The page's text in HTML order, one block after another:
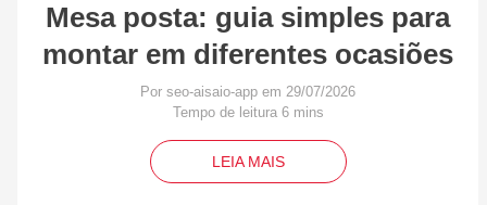
Mesa posta: guia simples para
montar em diferentes ocasiões
Por seo-aisaio-app em 29/07/2026
LEIA MAIS